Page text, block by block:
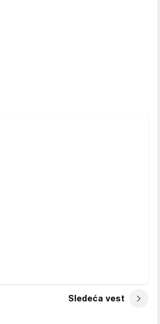
Sledeća vest